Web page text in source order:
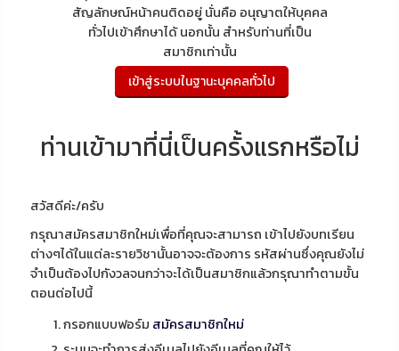
สัญลักษณ์หน้าคนติดอยู่ นั่นคือ อนุญาตให้บุคคล
ทั่วไปเข้าศึกษาได้ นอกนั้น สำหรับท่านที่เป็น
สมาชิกเท่านั้น
ท่านเข้ามาที่นี่เป็นครั้งแรกหรือไม่
สวัสดีค่ะ/ครับ
กรุณาสมัครสมาชิกใหม่เพื่อที่คุณจะสามารถ เข้าไปยังบทเรียน
ต่างๆได้ในแต่ละรายวิชานั้นอาจจะต้องการ รหัสผ่านซึ่งคุณยังไม่
จำเป็นต้องไปกังวลจนกว่าจะได้เป็นสมาชิกแล้วกรุณาทำตามขั้น
ตอนต่อไปนี้
กรอกแบบฟอร์ม สมัครสมาชิกใหม่